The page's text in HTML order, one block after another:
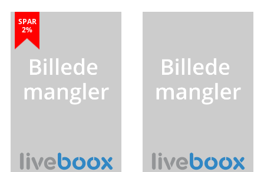
SPAR
2%